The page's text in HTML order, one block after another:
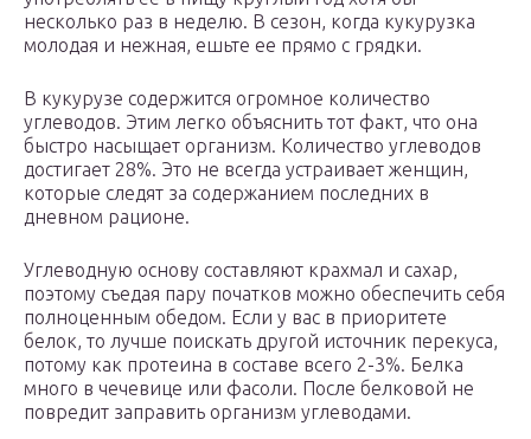
несколько раз в неделю. В сезон, когда кукурузка
молодая и нежная, ешьте ее прямо с грядки.
В кукурузе содержится огромное количество
углеводов. Этим легко объяснить тот факт, что она
быстро насыщает организм. Количество углеводов
достигает 28%. Это не всегда устраивает женщин,
которые следят за содержанием последних в
дневном рационе.
Углеводную основу составляют крахмал и сахар,
поэтому съедая пару початков можно обеспечить себя
полноценным обедом. Если у вас в приоритете
белок, то лучше поискать другой источник перекуса,
потому как протеина в составе всего 2-3%. Белка
много в чечевице или фасоли. После белковой не
повредит заправить организм углеводами.